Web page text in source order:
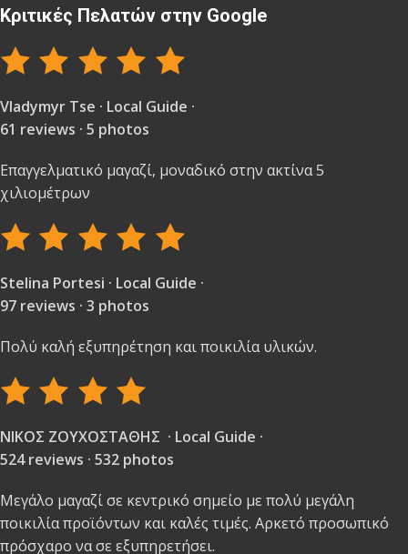
Κριτικές Πελατών στην Google
Vladymyr Tse · Local Guide ·
61 reviews · 5 photos
Επαγγελματικό μαγαζί, μοναδικό στην ακτίνα 5
χιλιομέτρων
Stelina Portesi · Local Guide ·
97 reviews · 3 photos
Πολύ καλή εξυπηρέτηση και ποικιλία υλικών.
ΝΙΚΟΣ ΖΟΥΧΟΣΤΑΘΗΣ · Local Guide ·
524 reviews · 532 photos
Μεγάλο μαγαζί σε κεντρικό σημείο με πολύ μεγάλη
ποικιλία προϊόντων και καλές τιμές. Αρκετό προσωπικό
πρόσχαρο να σε εξυπηρετήσει.